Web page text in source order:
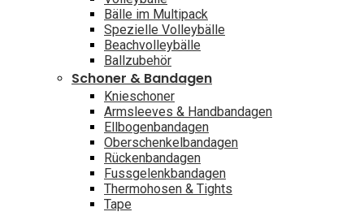
Bälle im Multipack
Spezielle Volleybälle
Beachvolleybälle
Ballzubehör
Schoner & Bandagen
Knieschoner
Armsleeves & Handbandagen
Ellbogenbandagen
Oberschenkelbandagen
Rückenbandagen
Fussgelenkbandagen
Thermohosen & Tights
Tape